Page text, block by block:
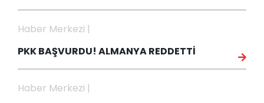
Haber Merkezi |
PKK BAŞVURDU! ALMANYA REDDETTİ
Haber Merkezi |